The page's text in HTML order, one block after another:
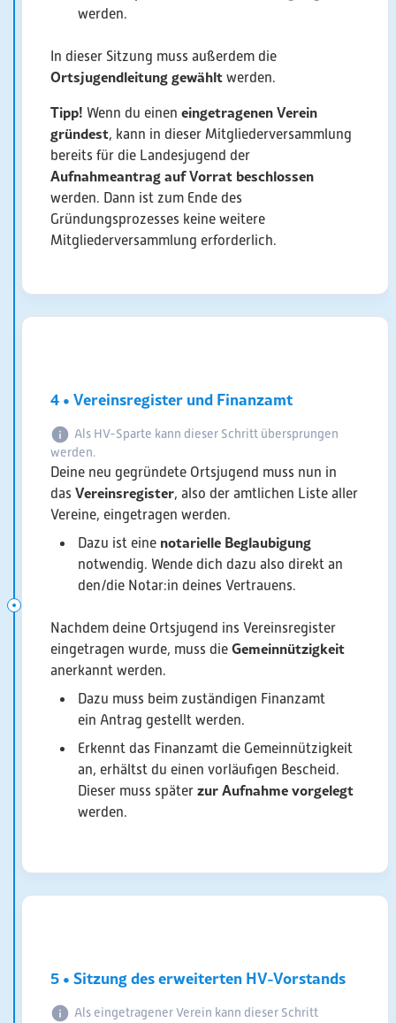
werden.
In dieser Sitzung muss außerdem die
Ortsjugendleitung gewählt werden.
Tipp! Wenn du einen eingetragenen Verein
gründest, kann in dieser Mitgliederversammlung
bereits für die Landesjugend der
Aufnahmeantrag auf Vorrat beschlossen
werden. Dann ist zum Ende des
Gründungsprozesses keine weitere
Mitgliederversammlung erforderlich.
4 • Vereinsregister und Finanzamt
Als HV-Sparte kann dieser Schritt übersprungen
werden.
Deine neu gegründete Ortsjugend muss nun in
das Vereinsregister, also der amtlichen Liste aller
Vereine, eingetragen werden.
Dazu ist eine notarielle Beglaubigung
notwendig. Wende dich dazu also direkt an
den/die Notar:in deines Vertrauens.
Nachdem deine Ortsjugend ins Vereinsregister
eingetragen wurde, muss die Gemeinnützigkeit
anerkannt werden.
Dazu muss beim zuständigen Finanzamt
ein Antrag gestellt werden.
Erkennt das Finanzamt die Gemeinnützigkeit
an, erhältst du einen vorläufigen Bescheid.
Dieser muss späterzur Aufnahmevorgelegt
werden.
5 • Sitzung des erweiterten HV-Vorstands
Als eingetragener Verein kann dieser Schritt